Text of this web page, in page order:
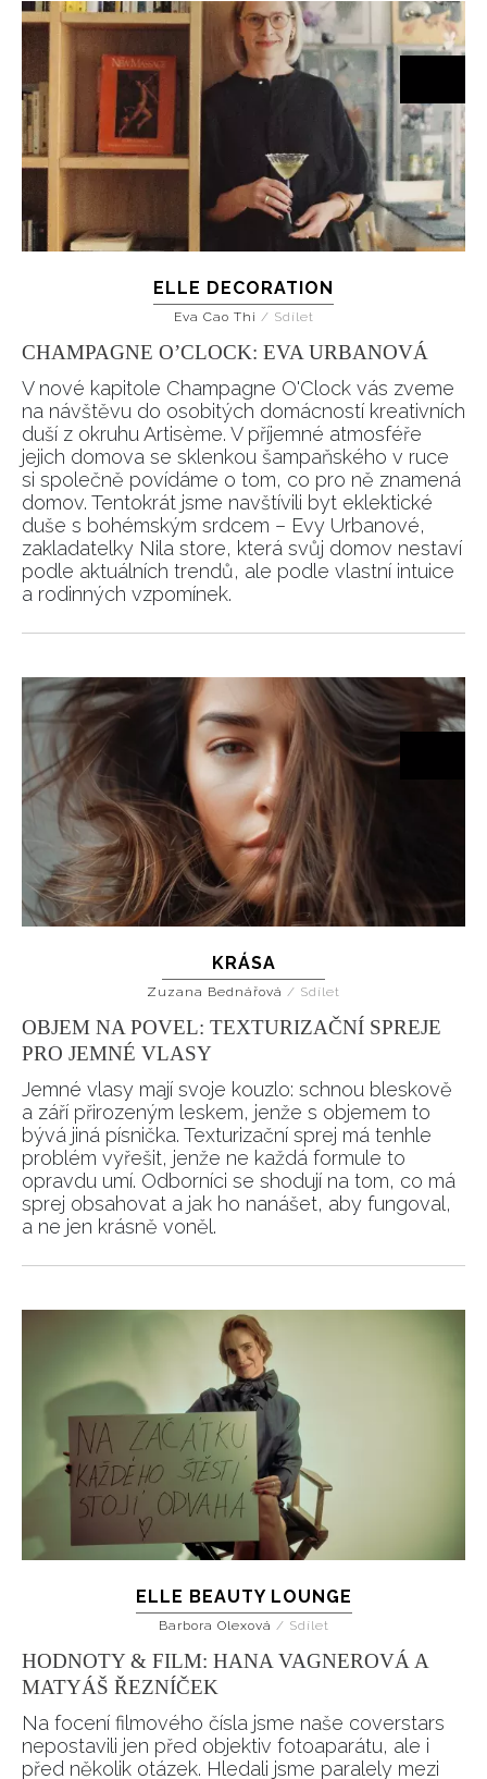
ELLE DECORATION
Eva Cao Thi / Sdílet
CHAMPAGNE O’CLOCK: EVA URBANOVÁ
V nové kapitole Champagne O'Clock vás zveme
na návštěvu do osobitých domácností kreativních
duší z okruhu Artisème. V příjemné atmosféře
jejich domova se sklenkou šampaňského v ruce
si společně povídáme o tom, co pro ně znamená
domov. Tentokrát jsme navštívili byt eklektické
duše s bohémským srdcem – Evy Urbanové,
zakladatelky Nila store, která svůj domov nestaví
podle aktuálních trendů, ale podle vlastní intuice
a rodinných vzpomínek.
KRÁSA
Zuzana Bednářová / Sdílet
OBJEM NA POVEL: TEXTURIZAČNÍ SPREJE
PRO JEMNÉ VLASY
Jemné vlasy mají svoje kouzlo: schnou bleskově
a září přirozeným leskem, jenže s objemem to
bývá jiná písnička. Texturizační sprej má tenhle
problém vyřešit, jenže ne každá formule to
opravdu umí. Odborníci se shodují na tom, co má
sprej obsahovat a jak ho nanášet, aby fungoval,
a ne jen krásně voněl.
ELLE BEAUTY LOUNGE
Barbora Olexová / Sdílet
HODNOTY & FILM: HANA VAGNEROVÁ A
MATYÁŠ ŘEZNÍČEK
Na focení filmového čísla jsme naše coverstars
nepostavili jen před objektiv fotoaparátu, ale i
před několik otázek. Hledali jsme paralely mezi